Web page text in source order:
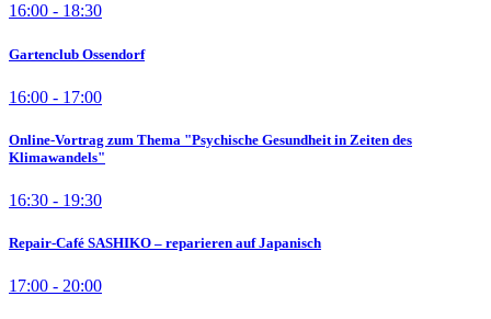
16:00 - 18:30
Gartenclub Ossendorf
16:00 - 17:00
Online-Vortrag zum Thema "Psychische Gesundheit in Zeiten des
Klimawandels"
16:30 - 19:30
Repair-Café SASHIKO – reparieren auf Japanisch
17:00 - 20:00